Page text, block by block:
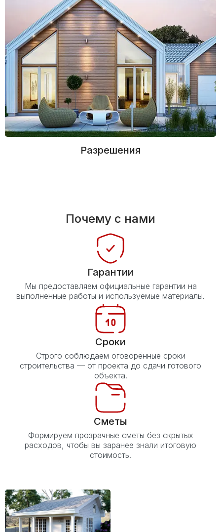
Разрешения
Почему с нами
Гарантии
Мы предоставляем официальные гарантии на
выполненные работы и используемые материалы.
Сроки
Строго соблюдаем оговорённые сроки
строительства — от проекта до сдачи готового
объекта.
Сметы
Формируем прозрачные сметы без скрытых
расходов, чтобы вы заранее знали итоговую
стоимость.